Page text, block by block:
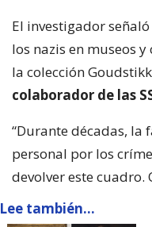
El investigador
los nazis en museos
la colección
colaborador de las
“Durante décadas,
personal por los
devolver este cuadro.
Lee también...